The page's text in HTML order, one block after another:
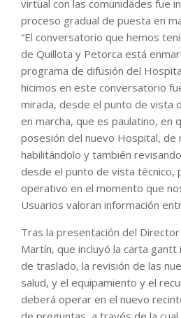
virtual con las comunidades fue
proceso gradual de puesta en
“El conversatorio que hemos
de Quillota y Petorca está
programa de difusión del
hicimos en este conversatorio
mirada, desde el punto de vista
en marcha, que es paulatino, en
posesión del nuevo Hospital, de
habilitándolo y también
desde el punto de vista técnico,
operativo en el momento que
Usuarios valoran información
Tras la presentación del
Martín, que incluyó la carta gantt
de traslado, la revisión de las
salud, y el equipamiento y el
deberá operar en el nuevo